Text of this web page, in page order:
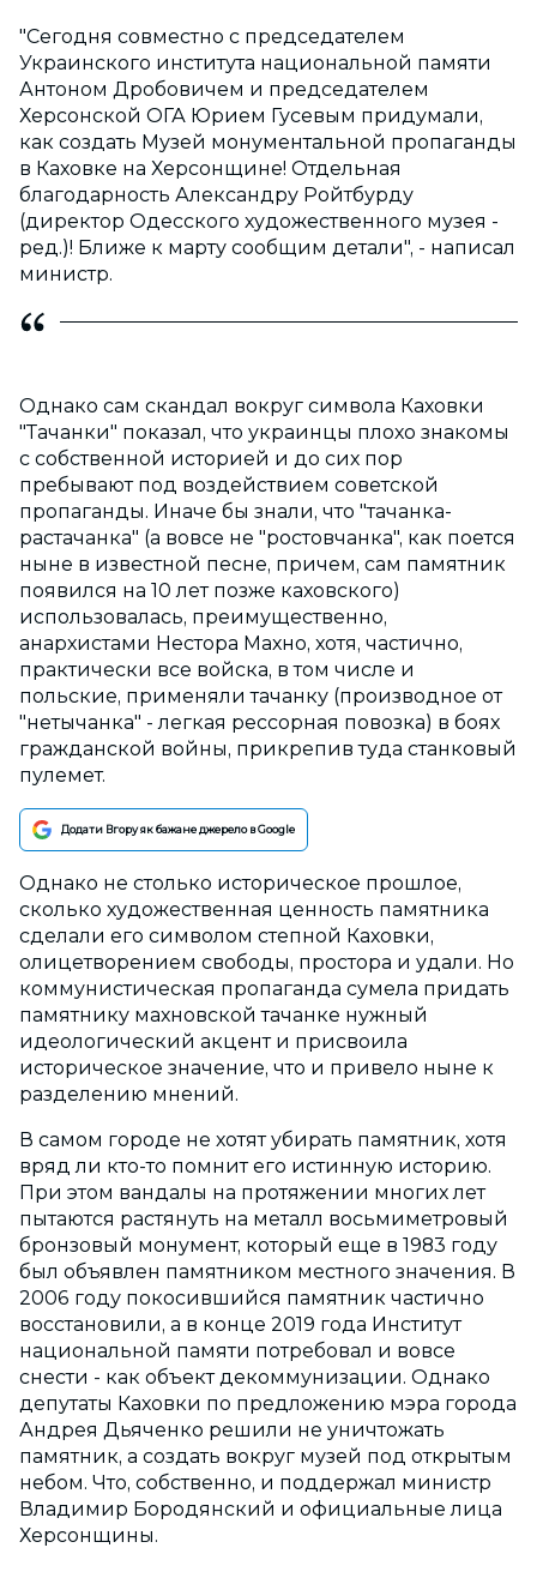
"Сегодня совместно с председателем
Украинского института национальной памяти
Антоном Дробовичем и председателем
Херсонской ОГА Юрием Гусевым придумали,
как создать Музей монументальной пропаганды
в Каховке на Херсонщине! Отдельная
благодарность Александру Ройтбурду
(директор Одесского художественного музея -
ред.)! Ближе к марту сообщим детали", - написал
министр.
Однако сам скандал вокруг символа Каховки
"Тачанки" показал, что украинцы плохо знакомы
с собственной историей и до сих пор
пребывают под воздействием советской
пропаганды. Иначе бы знали, что "тачанка-
растачанка" (а вовсе не "ростовчанка", как поется
ныне в известной песне, причем, сам памятник
появился на 10 лет позже каховского)
использовалась, преимущественно,
анархистами Нестора Махно, хотя, частично,
практически все войска, в том числе и
польские, применяли тачанку (производное от
"нетычанка" - легкая рессорная повозка) в боях
гражданской войны, прикрепив туда станковый
пулемет.
Додати Вгору як бажане джерело в Google
Однако не столько историческое прошлое,
сколько художественная ценность памятника
сделали его символом степной Каховки,
олицетворением свободы, простора и удали. Но
коммунистическая пропаганда сумела придать
памятнику махновской тачанке нужный
идеологический акцент и присвоила
историческое значение, что и привело ныне к
разделению мнений.
В самом городе не хотят убирать памятник, хотя
вряд ли кто-то помнит его истинную историю.
При этом вандалы на протяжении многих лет
пытаются растянуть на металл восьмиметровый
бронзовый монумент, который еще в 1983 году
был объявлен памятником местного значения. В
2006 году покосившийся памятник частично
восстановили, а в конце 2019 года Институт
национальной памяти потребовал и вовсе
снести - как объект декоммунизации. Однако
депутаты Каховки по предложению мэра города
Андрея Дьяченко решили не уничтожать
памятник, а создать вокруг музей под открытым
небом. Что, собственно, и поддержал министр
Владимир Бородянский и официальные лица
Херсонщины.